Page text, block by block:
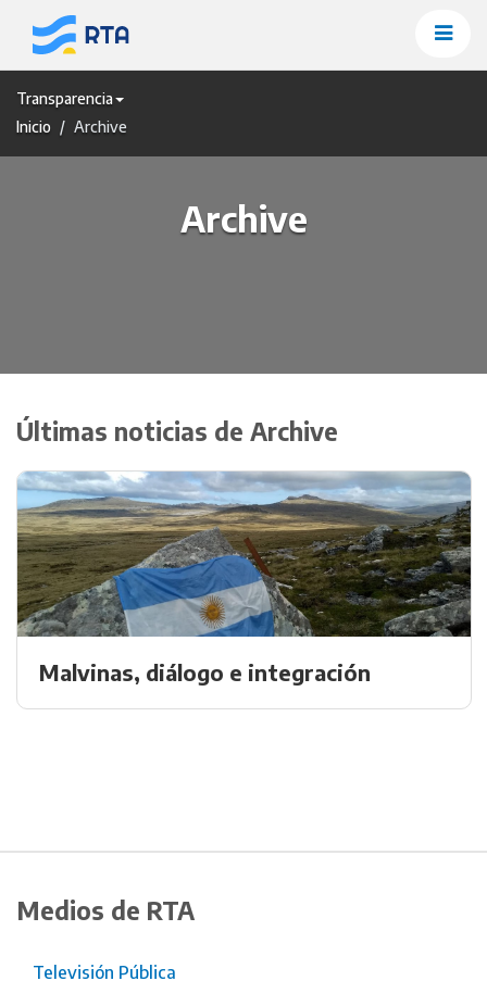
contenido
Transparencia
Inicio
Archive
Archive
Últimas noticias de Archive
Malvinas, diálogo e integración
Medios de RTA
Televisión Pública